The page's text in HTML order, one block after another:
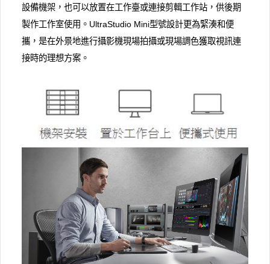
設備機架，也可以放置在工作臺或連接剪輯工作站，供後期
製作工作室使用。UltraStudio Mini型號設計更為緊湊和便
攜，是在外景地進行攝影機現場拍攝或現場調色獲取視訊連
接時的理想方案。